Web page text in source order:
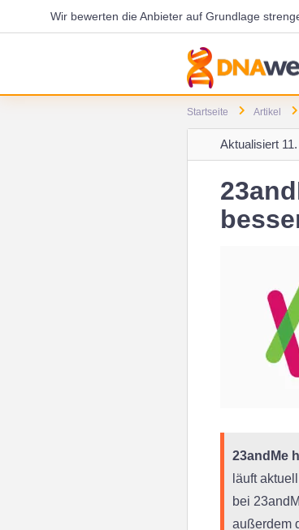
Wir bewerten die Anbieter auf Grundlage
Startseite Artikel
Aktualisiert11.
23andMe
läuft
bei
außerdem